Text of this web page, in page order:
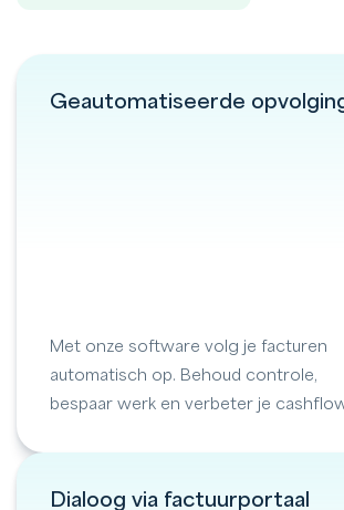
Geautomatiseerde
Met onze software volg je facturen
automatisch op. Behoud controle,
bespaar werk en verbeter je
Dialoog via factuurportaal